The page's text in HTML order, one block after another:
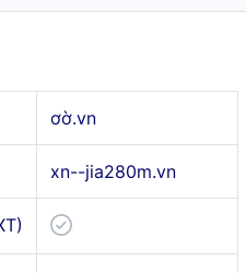
ơờ.vn
xn--jia280m.vn